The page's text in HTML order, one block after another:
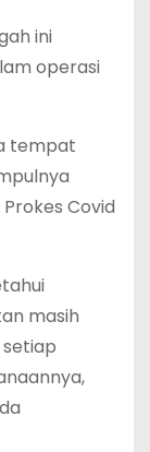
ini
operasi
tempat
Covid
masih
setiap